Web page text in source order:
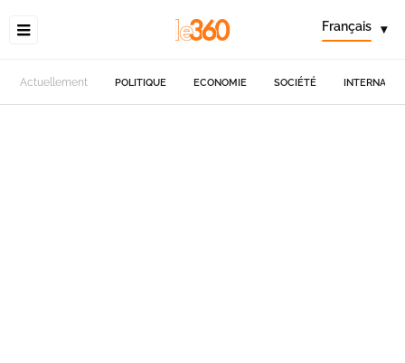
Français ▾
Actuellement POLITIQUE ECONOMIE SOCIÉTÉ